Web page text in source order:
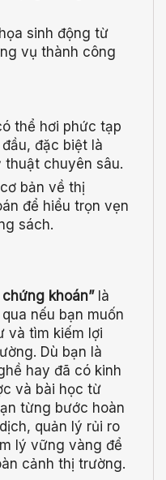
sinh động từ
vụ thành công
thể hơi phức tạp
đặc biệt là
thuật chuyên sâu.
bản về thị
để hiểu trọn vẹn
sách.
khoán”là
nếu bạn muốn
và tìm kiếm lợi
Dù bạn là
hay đã có kinh
và bài học từ
từng bước hoàn
quản lý rủi ro
lý vững vàng để
cảnh thị trường.